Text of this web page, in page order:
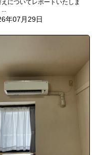
えについてレポートいたしま
年07月29日